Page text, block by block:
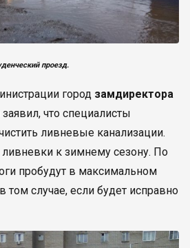
проезд.
город замдиректора
заявил, что специалисты
ливневые канализации.
ливневки к зимнему сезону. По
пробудут в максимальном
том случае, если будет исправно